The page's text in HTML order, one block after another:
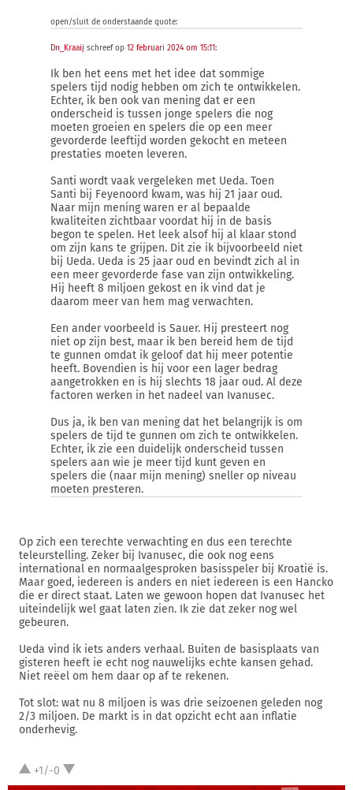
open/sluit de onderstaande quote:
Dn_Kraaij schreef op 12 februari 2024 om 15:11:
Ik ben het eens met het idee dat sommige
spelers tijd nodig hebben om zich te ontwikkelen.
Echter, ik ben ook van mening dat er een
onderscheid is tussen jonge spelers die nog
moeten groeien en spelers die op een meer
gevorderde leeftijd worden gekocht en meteen
prestaties moeten leveren.
Santi wordt vaak vergeleken met Ueda. Toen
Santi bij Feyenoord kwam, was hij 21 jaar oud.
Naar mijn mening waren er al bepaalde
kwaliteiten zichtbaar voordat hij in de basis
begon te spelen. Het leek alsof hij al klaar stond
om zijn kans te grijpen. Dit zie ik bijvoorbeeld niet
bij Ueda. Ueda is 25 jaar oud en bevindt zich al in
een meer gevorderde fase van zijn ontwikkeling.
Hij heeft 8 miljoen gekost en ik vind dat je
daarom meer van hem mag verwachten.
Een ander voorbeeld is Sauer. Hij presteert nog
niet op zijn best, maar ik ben bereid hem de tijd
te gunnen omdat ik geloof dat hij meer potentie
heeft. Bovendien is hij voor een lager bedrag
aangetrokken en is hij slechts 18 jaar oud. Al deze
factoren werken in het nadeel van Ivanusec.
Dus ja, ik ben van mening dat het belangrijk is om
spelers de tijd te gunnen om zich te ontwikkelen.
Echter, ik zie een duidelijk onderscheid tussen
spelers aan wie je meer tijd kunt geven en
spelers die (naar mijn mening) sneller op niveau
moeten presteren.
Op zich een terechte verwachting en dus een terechte
teleurstelling. Zeker bij Ivanusec, die ook nog eens
international en normaalgesproken basisspeler bij Kroatië is.
Maar goed, iedereen is anders en niet iedereen is een Hancko
die er direct staat. Laten we gewoon hopen dat Ivanusec het
uiteindelijk wel gaat laten zien. Ik zie dat zeker nog wel
gebeuren.
Ueda vind ik iets anders verhaal. Buiten de basisplaats van
gisteren heeft ie echt nog nauwelijks echte kansen gehad.
Niet reëel om hem daar op af te rekenen.
Tot slot: wat nu 8 miljoen is was drie seizoenen geleden nog
2/3 miljoen. De markt is in dat opzicht echt aan inflatie
onderhevig.
+1/-0